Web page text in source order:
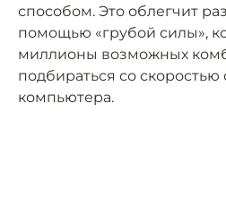
способом. Это облегчит
помощью «грубой силы»,
миллионы возможных
подбираться со
компьютера.